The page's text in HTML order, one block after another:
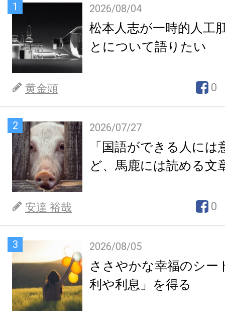
1 2026/08/04
松本人志が一時的人工
とについて語りたい
黄金頭 0
2 2026/07/27
「国語ができる人には
ど、馬鹿には読める文
安達 裕哉 0
3 2026/08/05
ささやかな幸福のシー
利や利息」を得る